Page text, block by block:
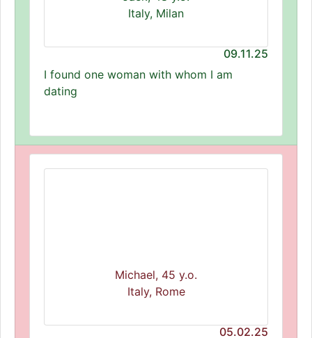
Italy, Milan
09.11.25
I found one woman with whom I am
dating
Michael, 45 y.o.
Italy, Rome
05.02.25